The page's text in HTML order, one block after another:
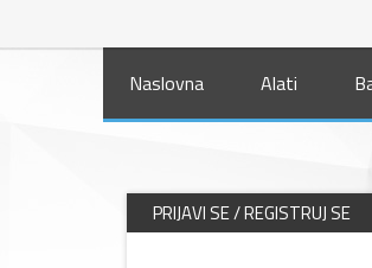
Naslovna Alati
PRIJAVI SE / REGISTRUJ SE